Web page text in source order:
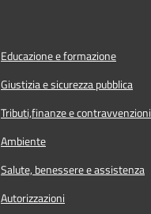
Educazione e formazione
Giustizia e sicurezza pubblica
Tributi,finanze e contravvenzioni
Ambiente
Salute, benessere e assistenza
Autorizzazioni